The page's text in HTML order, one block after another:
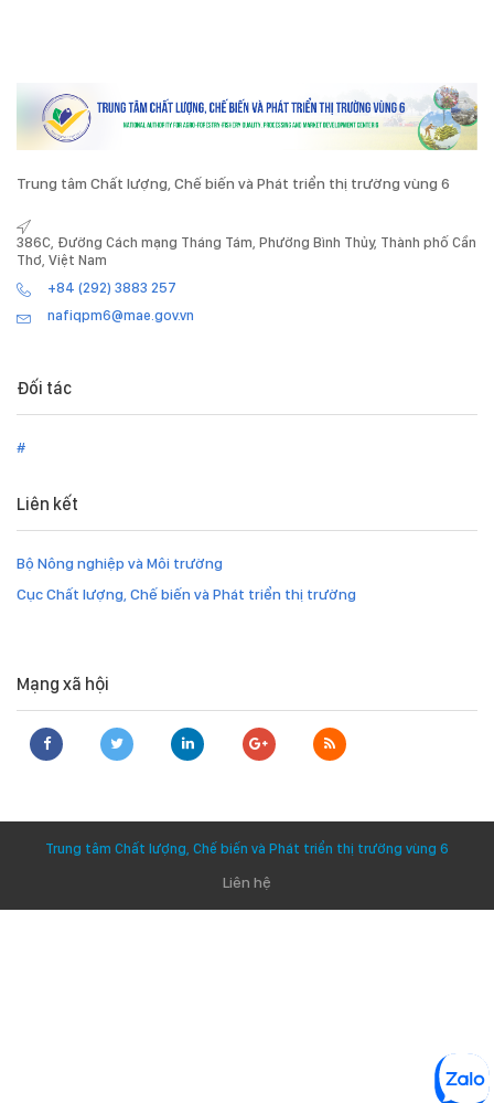
Trung tâm Chất lượng, Chế biến và Phát triển thị trường vùng 6
386C, Đường Cách mạng Tháng Tám, Phường Bình Thủy, Thành phố Cần
Thơ, Việt Nam
+84 (292) 3883 257
nafiqpm6@mae.gov.vn
Đối tác
#
Liên kết
Bộ Nông nghiệp và Môi trường
Cục Chất lượng, Chế biến và Phát triển thị trường
Mạng xã hội
Trung tâm Chất lượng, Chế biến và Phát triển thị trường vùng 6
Liên hệ